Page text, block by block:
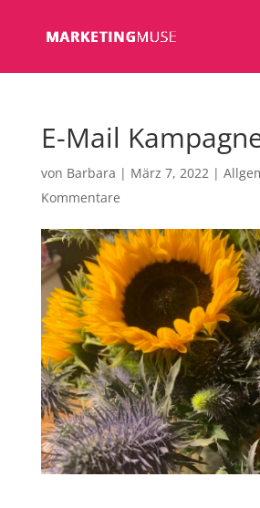
E-Mail
von Barbara | März 7, 2022|
Kommentare